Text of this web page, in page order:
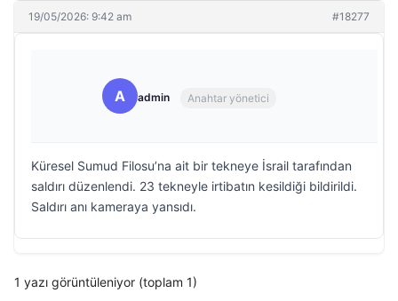
19/05/2026: 9:42 am #18277
A admin Anahtar yönetici
Küresel Sumud Filosu’na ait bir tekneye İsrail tarafından
saldırı düzenlendi. 23 tekneyle irtibatın kesildiği bildirildi.
Saldırı anı kameraya yansıdı.
1 yazı görüntüleniyor (toplam 1)